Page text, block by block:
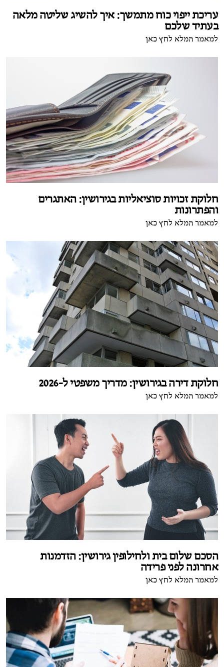
עריכת ייפוי כוח מתמשך: איך להשיג שליטה מלאה
בעתיד שלכם
למאמר המלא לחץ כאן
חלוקת זכויות סוציאליות בגירושין: האתגרים
והפתרונות
למאמר המלא לחץ כאן
חלוקת דירה בגירושין: מדריך משפטי ל-2026
למאמר המלא לחץ כאן
הסכם שלום בית ולחילופין גירושין: הזדמנות
אחרונה לפני פרידה
למאמר המלא לחץ כאן